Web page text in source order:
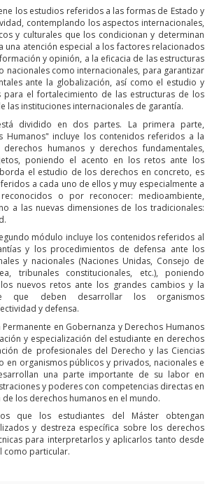
los estudios referidos a las formas de Estado y
contemplando los aspectos internacionales,
y culturales que los condicionan y determinan
una atención especial a los factores relacionados
y opinión, a la eficacia de las estructuras
nacionales como internacionales, para garantizar
ante la globalización, así como el estudio y
para el fortalecimiento de las estructuras de los
las instituciones internacionales de garantía.
dividido en dos partes. La primera parte,
Humanos" incluye los contenidos referidos a la
humanos y derechos fundamentales,
poniendo el acento en los retos ante los
el estudio de los derechos en concreto, es
a cada uno de ellos y muy especialmente a
o por reconocer: medioambiente,
a las nuevas dimensiones de los tradicionales:
módulo incluye los contenidos referidos al
y los procedimientos de defensa ante los
y nacionales (Naciones Unidas, Consejo de
tribunales constitucionales, etc.), poniendo
nuevos retos ante los grandes cambios y la
que deben desarrollar los organismos
y defensa.
en Gobernanza y Derechos Humanos
y especialización del estudiante en derechos
de profesionales del Derecho y las Ciencias
en organismos públicos y privados, nacionales e
una parte importante de su labor en
y poderes con competencias directas en
los derechos humanos en el mundo.
que los estudiantes del Máster obtengan
y destreza específica sobre los derechos
para interpretarlos y aplicarlos tanto desde
como particular.